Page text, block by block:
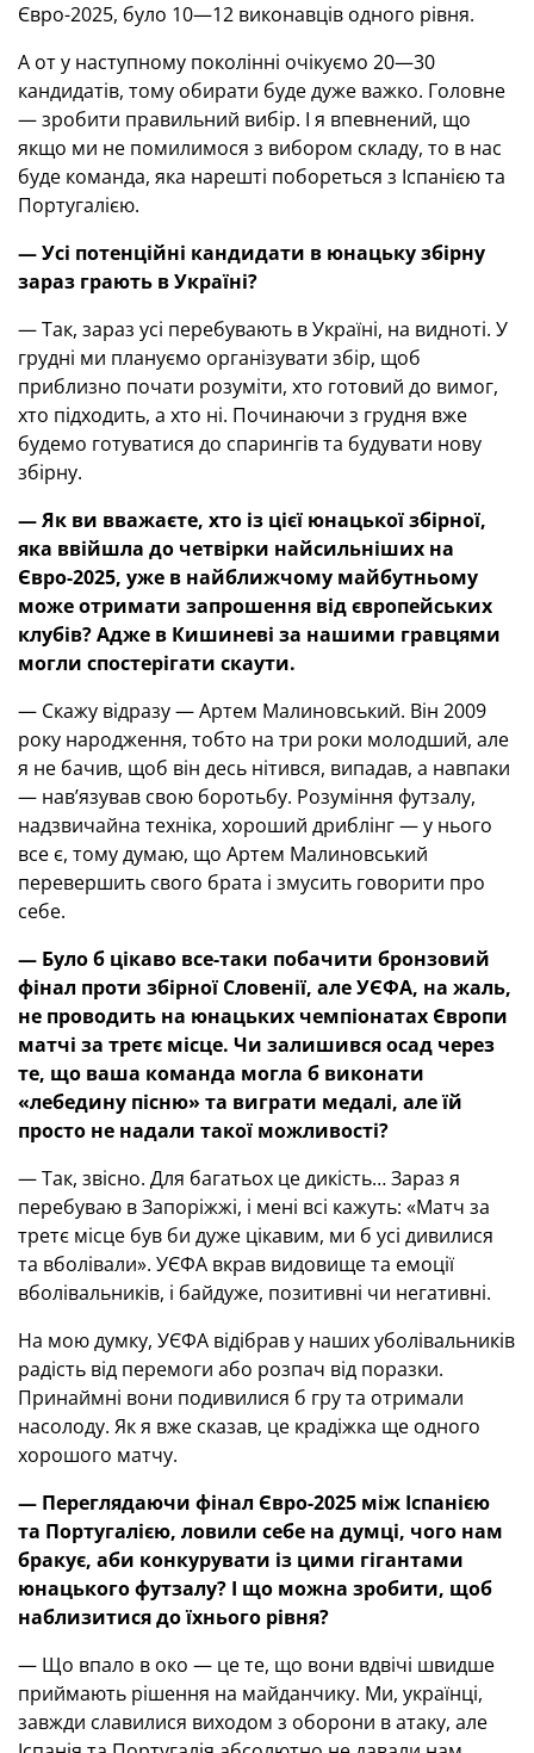
Євро-2025, було 10—12 виконавців одного рівня.
А от у наступному поколінні очікуємо 20—30
кандидатів, тому обирати буде дуже важко. Головне
— зробити правильний вибір. І я впевнений, що
якщо ми не помилимося з вибором складу, то в нас
буде команда, яка нарешті побореться з Іспанією та
Португалією.
— Усі потенційні кандидати в юнацьку збірну
зараз грають в Україні?
— Так, зараз усі перебувають в Україні, на видноті. У
грудні ми плануємо організувати збір, щоб
приблизно почати розуміти, хто готовий до вимог,
хто підходить, а хто ні. Починаючи з грудня вже
будемо готуватися до спарингів та будувати нову
збірну.
— Як ви вважаєте, хто із цієї юнацької збірної,
яка ввійшла до четвірки найсильніших на
Євро-2025, уже в найближчому майбутньому
може отримати запрошення від європейських
клубів? Адже в Кишиневі за нашими гравцями
могли спостерігати скаути.
— Скажу відразу — Артем Малиновський. Він 2009
року народження, тобто на три роки молодший, але
я не бачив, щоб він десь нітився, випадав, а навпаки
— нав’язував свою боротьбу. Розуміння футзалу,
надзвичайна техніка, хороший дриблінг — у нього
все є, тому думаю, що Артем Малиновський
перевершить свого брата і змусить говорити про
себе.
— Було б цікаво все-таки побачити бронзовий
фінал проти збірної Словенії, але УЄФА, на жаль,
не проводить на юнацьких чемпіонатах Європи
матчі за третє місце. Чи залишився осад через
те, що ваша команда могла б виконати
«лебедину пісню» та виграти медалі, але їй
просто не надали такої можливості?
— Так, звісно. Для багатьох це дикість… Зараз я
перебуваю в Запоріжжі, і мені всі кажуть: «Матч за
третє місце був би дуже цікавим, ми б усі дивилися
та вболівали». УЄФА вкрав видовище та емоції
вболівальників, і байдуже, позитивні чи негативні.
На мою думку, УЄФА відібрав у наших уболівальників
радість від перемоги або розпач від поразки.
Принаймні вони подивилися б гру та отримали
насолоду. Як я вже сказав, це крадіжка ще одного
хорошого матчу.
— Переглядаючи фінал Євро-2025 між Іспанією
та Португалією, ловили себе на думці, чого нам
бракує, аби конкурувати із цими гігантами
юнацького футзалу? І що можна зробити, щоб
наблизитися до їхнього рівня?
— Що впало в око — це те, що вони вдвічі швидше
приймають рішення на майданчику. Ми, українці,
завжди славилися виходом з оборони в атаку, але